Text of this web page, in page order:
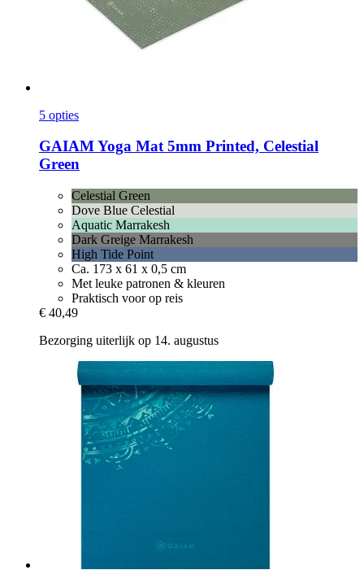
5 opties
GAIAMYoga Mat 5mm Printed, Celestial
Green
Celestial Green
Dove Blue Celestial
Aquatic Marrakesh
Dark Greige Marrakesh
High Tide Point
Ca. 173 x 61 x 0,5 cm
Met leuke patronen & kleuren
Praktisch voor op reis
€ 40,49
Bezorging uiterlijk op 14. augustus